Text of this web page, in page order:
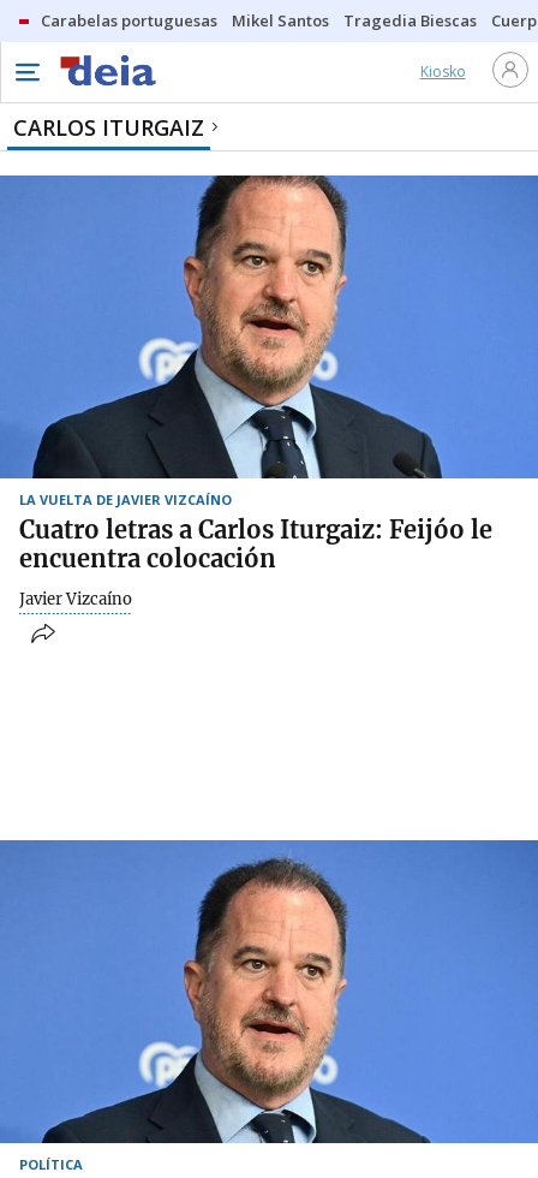
Carabelas portuguesas Mikel Santos Tragedia Biescas
Kiosko
CARLOS ITURGAIZ
LA VUELTA DE JAVIER VIZCAÍNO
Cuatro letras a Carlos Iturgaiz: Feijóo le
encuentra colocación
Javier Vizcaíno
POLÍTICA